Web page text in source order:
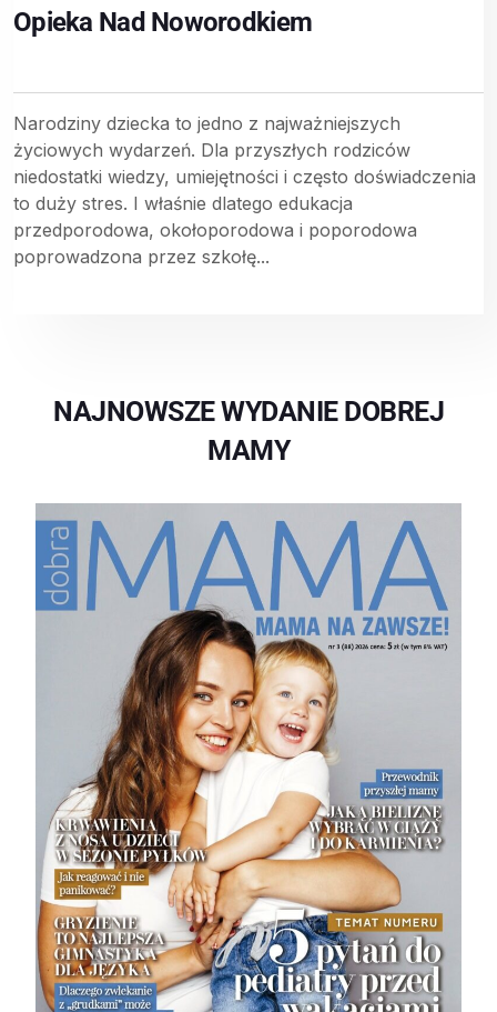
Opieka Nad Noworodkiem
Narodziny dziecka to jedno z najważniejszych
życiowych wydarzeń. Dla przyszłych rodziców
niedostatki wiedzy, umiejętności i często doświadczenia
to duży stres. I właśnie dlatego edukacja
przedporodowa, okołoporodowa i poporodowa
poprowadzona przez szkołę...
NAJNOWSZE WYDANIE DOBREJ
MAMY